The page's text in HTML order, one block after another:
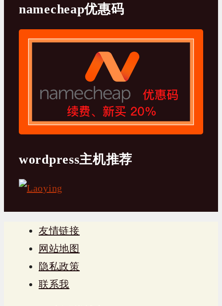
namecheap优惠码
wordpress主机推荐
友情链接
网站地图
隐私政策
联系我